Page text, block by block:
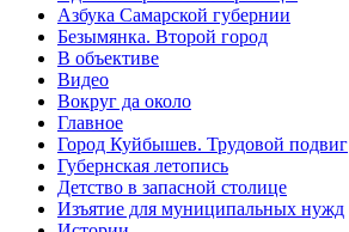
Азбука Самарской губернии
Безымянка. Второй город
В объективе
Видео
Вокруг да около
Главное
Город Куйбышев. Трудовой подвиг
Губернская летопись
Детство в запасной столице
Изъятие для муниципальных нужд